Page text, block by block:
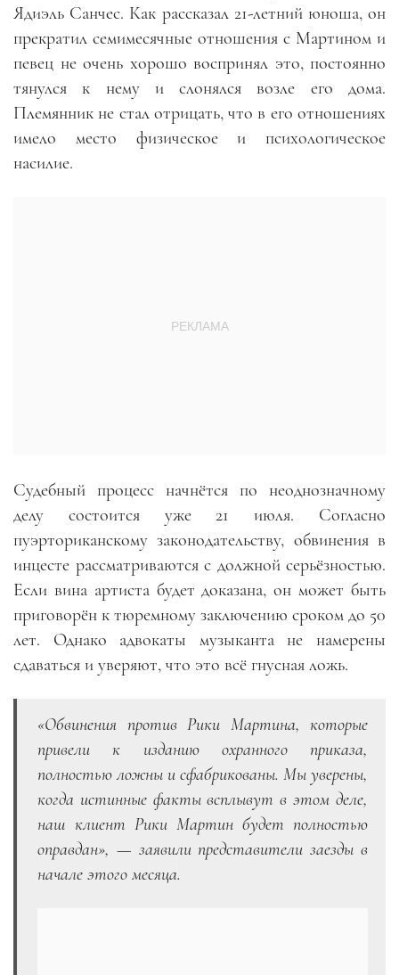
Ядиэль Санчес. Как рассказал 21-летний юноша, он
прекратил семимесячные отношения с Мартином и
певец не очень хорошо воспринял это, постоянно
тянулся к нему и слонялся возле его дома.
Племянник не стал отрицать, что в его отношениях
имело место физическое и психологическое
насилие.
Судебный процесс начнётся по неоднозначному
делу состоится уже 21 июля. Согласно
пуэрториканскому законодательству, обвинения в
инцесте рассматриваются с должной серьёзностью.
Если вина артиста будет доказана, он может быть
приговорён к тюремному заключению сроком до 50
лет. Однако адвокаты музыканта не намерены
сдаваться и уверяют, что это всё гнусная ложь.
«Обвинения против Рики Мартина, которые
привели к изданию охранного приказа,
полностью ложны и сфабрикованы. Мы уверены,
когда истинные факты всплывут в этом деле,
наш клиент Рики Мартин будет полностью
оправдан», — заявили представители заезды в
начале этого месяца.